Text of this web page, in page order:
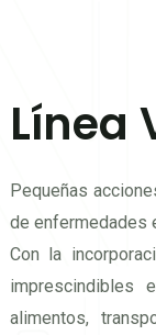
Línea
Pequeñas
de enfermedades
Con la
imprescindibles
alimentos,